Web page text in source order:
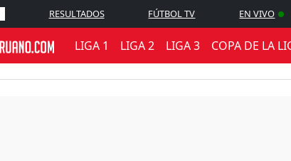
RESULTADOS FÚTBOL TV EN VIVO
LIGA 1 LIGA 2 LIGA 3 COPA DE LA